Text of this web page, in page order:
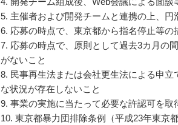
5. 主催者および開発チームと連携の上、円
6. 応募の時点で、東京都から指名停止等の
7. 応募の時点で、原則として過去3カ月の
がないこと
8. 民事再生法または会社更生法による申
な状況が存在しないこと
9. 事業の実施に当たって必要な許認可を取
10. 東京都暴力団排除条例（平成23年東京